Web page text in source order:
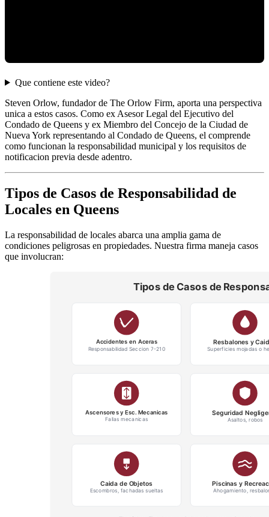
Que contiene este video?
Steven Orlow, fundador de The Orlow Firm, aporta una perspectiva
unica a estos casos. Como ex Asesor Legal del Ejecutivo del
Condado de Queens y ex Miembro del Concejo de la Ciudad de
Nueva York representando al Condado de Queens, el comprende
como funcionan la responsabilidad municipal y los requisitos de
notificacion previa desde adentro.
Tipos de Casos de Responsabilidad de
Locales en Queens
La responsabilidad de locales abarca una amplia gama de
condiciones peligrosas en propiedades. Nuestra firma maneja casos
que involucran: